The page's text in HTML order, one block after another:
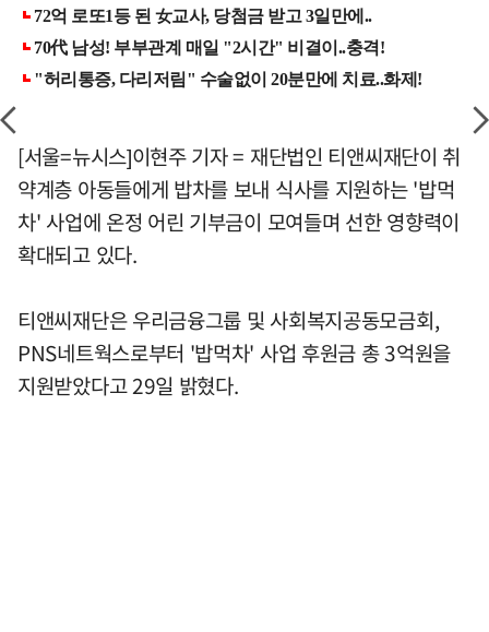
[서울=뉴시스]이현주 기자 = 재단법인 티앤씨재단이 취
약계층 아동들에게 밥차를 보내 식사를 지원하는 '밥먹
차' 사업에 온정 어린 기부금이 모여들며 선한 영향력이
확대되고 있다.
티앤씨재단은 우리금융그룹 및 사회복지공동모금회,
PNS네트웍스로부터 '밥먹차' 사업 후원금 총 3억원을
지원받았다고 29일 밝혔다.